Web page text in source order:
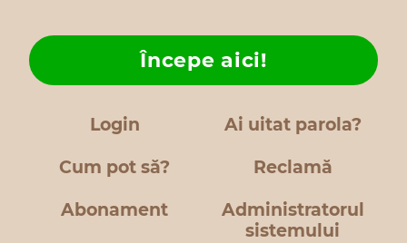
Login Ai uitat parola?
Cum pot să?
Începe aici!
Reclamă
Abonament
Administratorul
sistemului